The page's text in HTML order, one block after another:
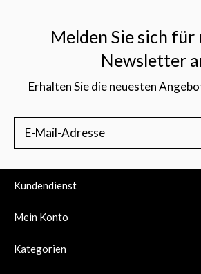
Melden Sie sich für
Newsletter
Erhalten Sie die neuesten
Kundendienst
Mein Konto
Kategorien